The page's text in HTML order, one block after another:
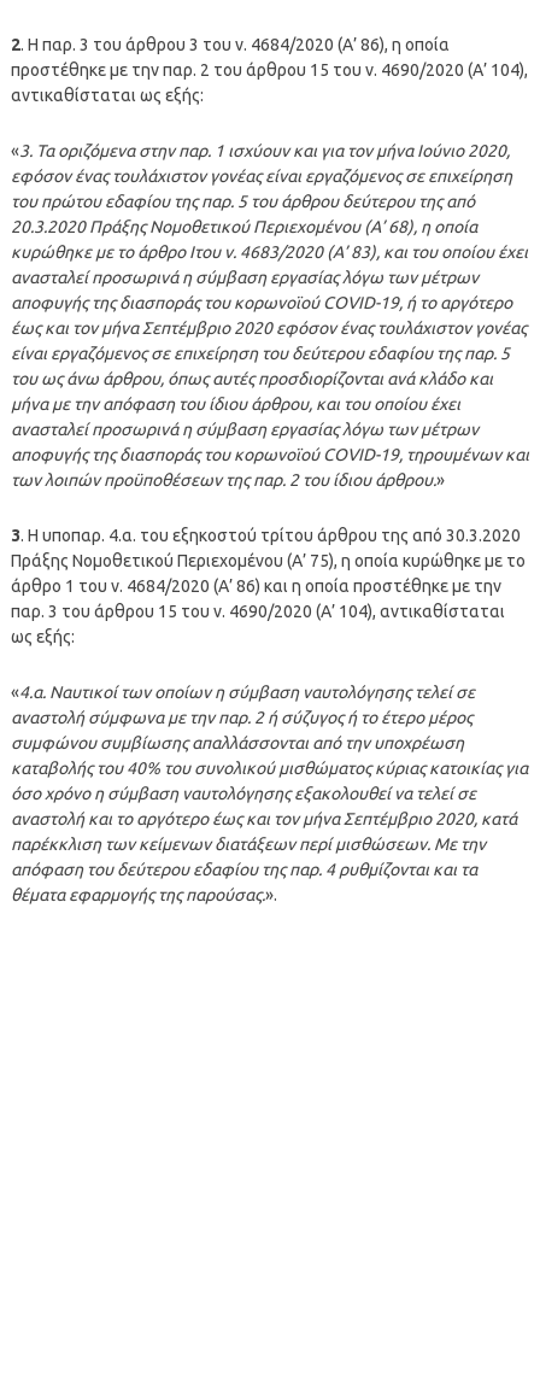
2. Η παρ. 3 του άρθρου 3 του ν. 4684/2020 (Α’ 86), η οποία
προστέθηκε με την παρ. 2 του άρθρου 15 του ν. 4690/2020 (Α’ 104),
αντικαθίσταται ως εξής:
«3. Τα οριζόμενα στην παρ. 1 ισχύουν και για τον μήνα Ιούνιο 2020,
εφόσον ένας τουλάχιστον γονέας είναι εργαζόμενος σε επιχείρηση
του πρώτου εδαφίου της παρ. 5 του άρθρου δεύτερου της από
20.3.2020 Πράξης Νομοθετικού Περιεχομένου (Α’ 68), η οποία
κυρώθηκε με το άρθρο Ιτου ν. 4683/2020 (Α’ 83), και του οποίου έχει
ανασταλεί προσωρινά η σύμβαση εργασίας λόγω των μέτρων
αποφυγής της διασποράς του κορωνοϊού COVID-19, ή το αργότερο
έως και τον μήνα Σεπτέμβριο 2020 εφόσον ένας τουλάχιστον γονέας
είναι εργαζόμενος σε επιχείρηση του δεύτερου εδαφίου της παρ. 5
του ως άνω άρθρου, όπως αυτές προσδιορίζονται ανά κλάδο και
μήνα με την απόφαση του ίδιου άρθρου, και του οποίου έχει
ανασταλεί προσωρινά η σύμβαση εργασίας λόγω των μέτρων
αποφυγής της διασποράς του κορωνοϊού COVID-19, τηρουμένων και
των λοιπών προϋποθέσεων της παρ. 2 του ίδιου άρθρου.»
3. Η υποπαρ. 4.α. του εξηκοστού τρίτου άρθρου της από 30.3.2020
Πράξης Νομοθετικού Περιεχομένου (Α’ 75), η οποία κυρώθηκε με το
άρθρο 1 του ν. 4684/2020 (Α’ 86) και η οποία προστέθηκε με την
παρ. 3 του άρθρου 15 του ν. 4690/2020 (Α’ 104), αντικαθίσταται
ως εξής:
«4.α. Ναυτικοί των οποίων η σύμβαση ναυτολόγησης τελεί σε
αναστολή σύμφωνα με την παρ. 2 ή σύζυγος ή το έτερο μέρος
συμφώνου συμβίωσης απαλλάσσονται από την υποχρέωση
καταβολής του 40% του συνολικού μισθώματος κύριας κατοικίας για
όσο χρόνο η σύμβαση ναυτολόγησης εξακολουθεί να τελεί σε
αναστολή και το αργότερο έως και τον μήνα Σεπτέμβριο 2020, κατά
παρέκκλιση των κείμενων διατάξεων περί μισθώσεων. Με την
απόφαση του δεύτερου εδαφίου της παρ. 4 ρυθμίζονται και τα
θέματα εφαρμογής της παρούσας.».